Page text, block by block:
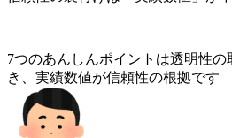
7つのあんしんポイントは透明性
き、実績数値が信頼性の根拠です